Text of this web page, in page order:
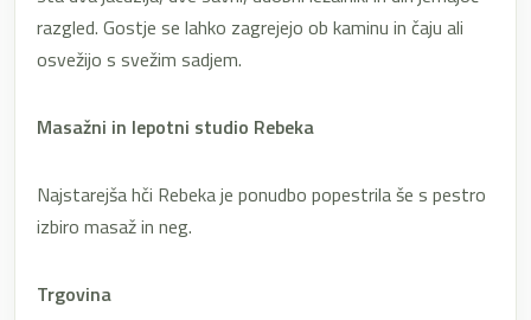
razgled. Gostje se lahko zagrejejo ob kaminu in čaju ali
osvežijo s svežim sadjem.
Masažni in lepotni studio Rebeka
Najstarejša hči Rebeka je ponudbo popestrila še s pestro
izbiro masaž in neg.
Trgovina